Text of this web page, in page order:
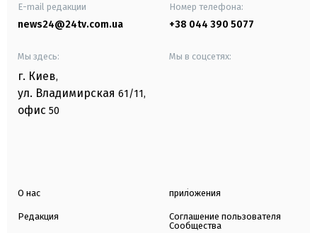
E-mail редакции
news24@24tv.com.ua
Номер телефона:
+38 044 390 5077
Мы здесь:
г. Киев,
ул. Владимирская 61/11,
офис 50
Мы в соцсетях:
О нас
Редакция
приложения
Соглашение пользователя
Сообщества